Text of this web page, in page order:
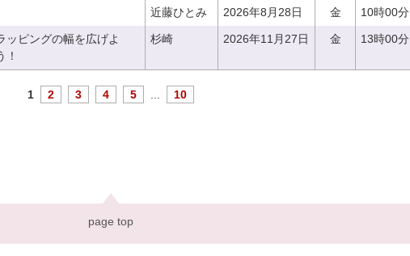
近藤ひとみ 2026年8月28日 金 10時00分
ッピングの幅を広げよ
！
杉崎 2026年11月27日 金 13時00分
1 2 3 4 5 10
page top